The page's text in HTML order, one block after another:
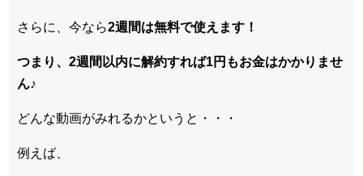
さらに、今なら2週間は無料で使えます！
つまり、2週間以内に解約すれば1円もお金はかかりませ
ん♪
どんな動画がみれるかというと・・・
例えば、